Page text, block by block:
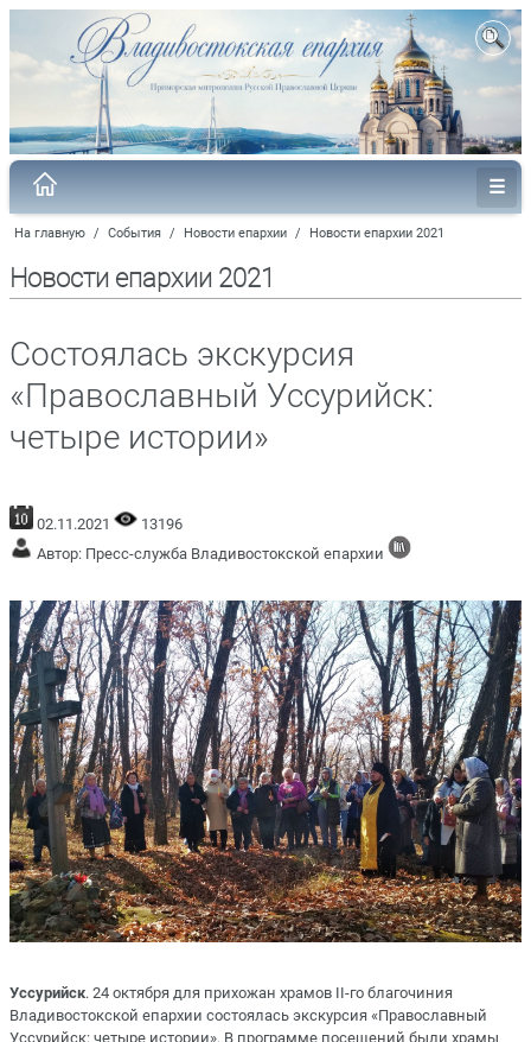
На главную / События / Новости епархии / Новости епархии 2021
Новости епархии 2021
Cостоялась экскурсия
«Православный Уссурийск:
четыре истории»
02.11.2021
13196
Автор: Пресс-служба Владивостокской епархии
Уссурийск. 24 октября для прихожан храмов II-го благочиния
Владивостокской епархии состоялась экскурсия «Православный
Уссурийск: четыре истории». В программе посещений были храмы